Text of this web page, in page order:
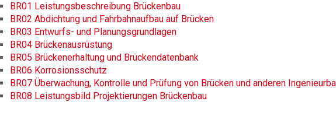
BR01 Leistungsbeschreibung Brückenbau
BR02 Abdichtung und Fahrbahnaufbau auf Brücken
BR03 Entwurfs- und Planungsgrundlagen
BR04 Brückenausrüstung
BR05 Brückenerhaltung und Brückendatenbank
BR06 Korrosionsschutz
BR07 Überwachung, Kontrolle und Prüfung von Brücken und anderen
BR08 Leistungsbild Projektierungen Brückenbau